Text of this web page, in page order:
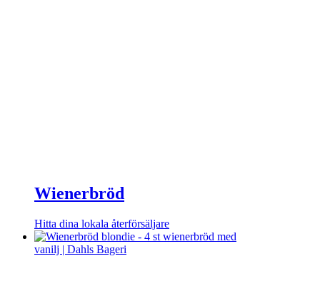
Wienerbröd
Hitta dina lokala återförsäljare